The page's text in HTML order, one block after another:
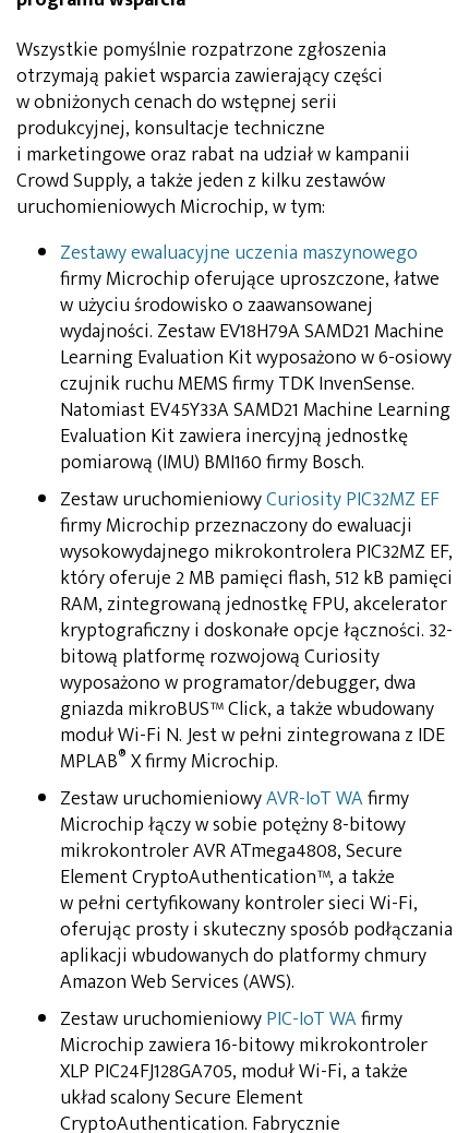
Wszystkie pomyślnie rozpatrzone zgłoszenia
otrzymają pakiet wsparcia zawierający części
w obniżonych cenach do wstępnej serii
produkcyjnej, konsultacje techniczne
i marketingowe oraz rabat na udział w kampanii
Crowd Supply, a także jeden z kilku zestawów
uruchomieniowych Microchip, w tym:
Zestawy ewaluacyjne uczenia maszynowego
firmy Microchip oferujące uproszczone, łatwe
w użyciu środowisko o zaawansowanej
wydajności. Zestaw EV18H79A SAMD21 Machine
Learning Evaluation Kit wyposażono w 6-osiowy
czujnik ruchu MEMS firmy TDK InvenSense.
Natomiast EV45Y33A SAMD21 Machine Learning
Evaluation Kit zawiera inercyjną jednostkę
pomiarową (IMU) BMI160 firmy Bosch.
Zestaw uruchomieniowyCuriosity PIC32MZ EF
firmy Microchip przeznaczony do ewaluacji
wysokowydajnego mikrokontrolera PIC32MZ EF,
który oferuje 2 MB pamięci flash, 512 kB pamięci
RAM, zintegrowaną jednostkę FPU, akcelerator
kryptograficzny i doskonałe opcje łączności. 32-
bitową platformę rozwojową Curiosity
wyposażono w programator/debugger, dwa
gniazda mikroBUS™ Click, a także wbudowany
moduł Wi-Fi N. Jest w pełni zintegrowana z IDE
MPLAB® X firmy Microchip.
Zestaw uruchomieniowyAVR-IoT WAfirmy
Microchip łączy w sobie potężny 8-bitowy
mikrokontroler AVR ATmega4808, Secure
Element CryptoAuthentication™, a także
w pełni certyfikowany kontroler sieci Wi-Fi,
oferując prosty i skuteczny sposób podłączania
aplikacji wbudowanych do platformy chmury
Amazon Web Services (AWS).
Zestaw uruchomieniowyPIC-IoT WAfirmy
Microchip zawiera 16-bitowy mikrokontroler
XLP PIC24FJ128GA705, moduł Wi-Fi, a także
układ scalony Secure Element
CryptoAuthentication. Fabrycznie